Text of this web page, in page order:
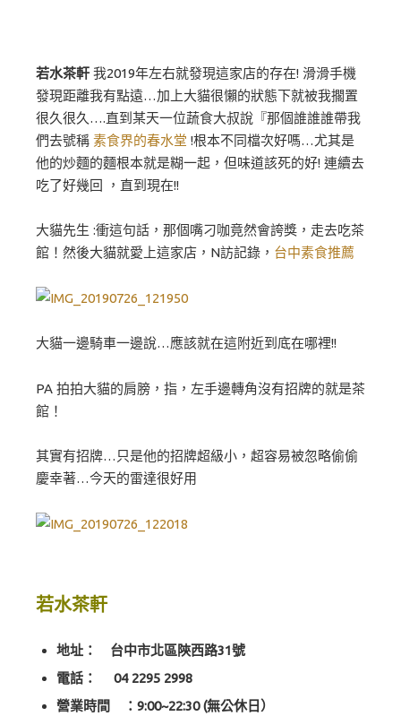
若水茶軒 我2019年左右就發現這家店的存在! 滑滑手機
發現距離我有點遠…加上大貓很懶的狀態下就被我擱置
很久很久….直到某天一位蔬食大叔說『那個誰誰誰帶我
們去號稱 素食界的春水堂 !根本不同檔次好嗎…尤其是
他的炒麵的麵根本就是糊一起，但味道該死的好! 連續去
吃了好幾回 ，直到現在!!
大貓先生 :衝這句話，那個嘴刁咖竟然會誇獎，走去吃茶
館！然後大貓就愛上這家店，N訪記錄， 台中素食推薦
大貓一邊騎車一邊說…應該就在這附近到底在哪裡!!
PA 拍拍大貓的肩膀，指，左手邊轉角沒有招牌的就是茶
館！
其實有招牌…只是他的招牌超級小，超容易被忽略偷偷
慶幸著…今天的雷達很好用
若水茶軒
地址： 台中市北區陝西路31號
電話：
04 2295 2998
營業時間 ：9:00~22:30 (無公休日）